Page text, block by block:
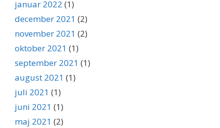
januar 2022 (1)
december 2021 (2)
november 2021 (2)
oktober 2021 (1)
september 2021 (1)
august 2021 (1)
juli 2021 (1)
juni 2021 (1)
maj 2021 (2)